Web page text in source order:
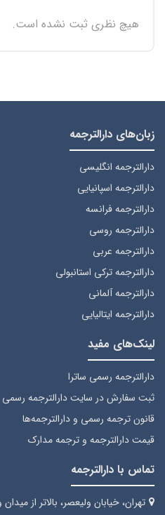
هیچ نظری ثبت نشده است.
زبان‌های دارالترجمه
دارالترجمه انگلیسی
دارالترجمه اسپانیایی
دارالترجمه فرانسه
دارالترجمه روسی
دارالترجمه عربی
دارالترجمه ترکی استانبولی
دارالترجمه آلمانی
دارالترجمه ایتالیایی
لینک‌های مفید
دارالترجمه رسمی ساترا
ثبت سفارشدر سایت دارالترجمه رسمی
قانون ترجمه رسمی و دارالترجمه‌ها
قیمت دارالترجمه و ترجمه مدارک
تماس با دارالترجمه
تهران، خیابان ولیعصر، بالاتر از